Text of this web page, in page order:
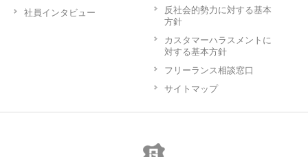
社員インタビュー
反社会的勢力に対する基本
方針
カスタマーハラスメントに
対する基本方針
フリーランス相談窓口
サイトマップ